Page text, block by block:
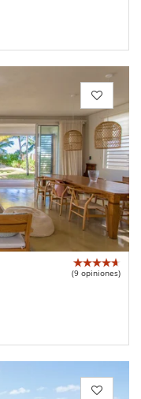
(9 opiniones)